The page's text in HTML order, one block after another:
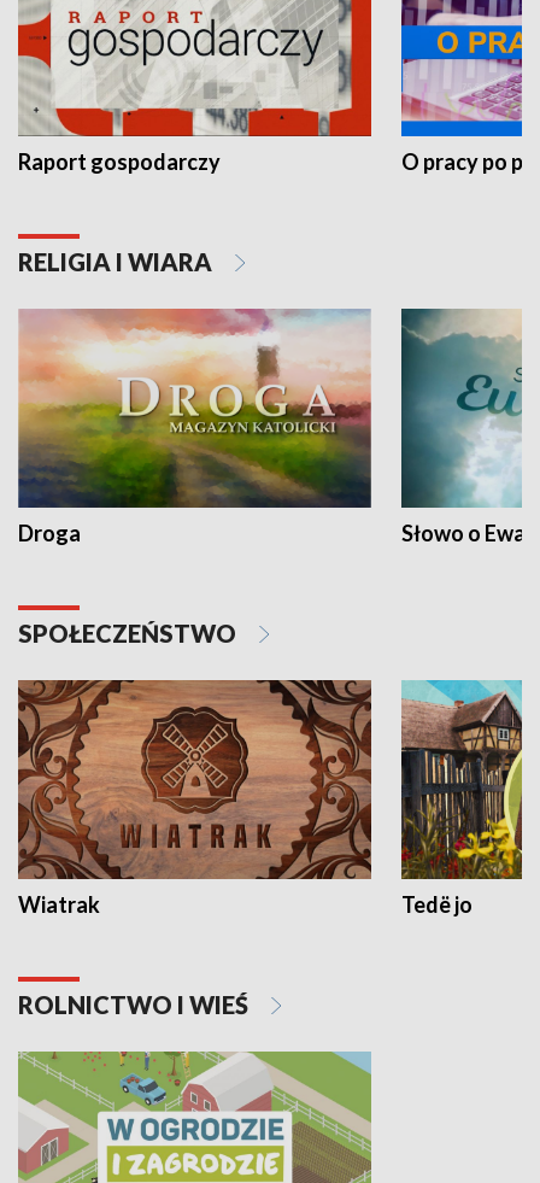
Raport gospodarczy O pracy po
RELIGIA I WIARA
Droga Słowo o
SPOŁECZEŃSTWO
Wiatrak Tedë jo
ROLNICTWO I WIEŚ